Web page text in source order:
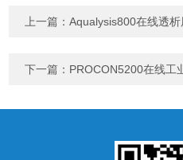
上一篇：Aqualysis800在线透
下一篇： PROCON5200在线工